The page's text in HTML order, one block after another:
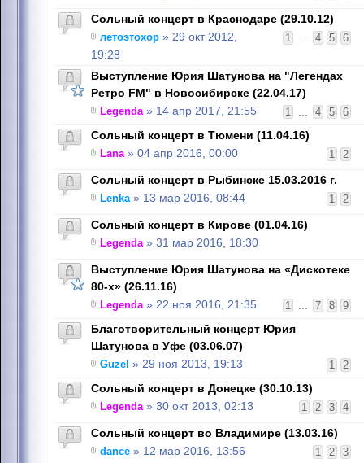
Cольный концерт в Краснодаре (29.10.12)
1 ... 4 5 6
летоэтохор » 29 окт 2012,
19:28
Выступление Юрия Шатунова на "Легендах
Ретро FM" в Новосибирске (22.04.17)
1 ... 4 5 6
Legenda» 14 апр 2017, 21:55
Сольный концерт в Тюмени (11.04.16)
1 2
Lana» 04 апр 2016, 00:00
Сольный концерт в Рыбинске 15.03.2016 г.
1 2
Lenka» 13 мар 2016, 08:44
Сольный концерт в Кирове (01.04.16)
Legenda» 31 мар 2016, 18:30
Выступление Юрия Шатунова на «Дискотеке
80-х» (26.11.16)
1 ... 7 8 9
Legenda» 22 ноя 2016, 21:35
Благотворительный концерт Юрия
Шатунова в Уфе (03.06.07)
1 2
Guzel » 29 ноя 2013, 19:13
Сольный концерт в Донецке (30.10.13)
1 2 3 4
Legenda» 30 окт 2013, 02:13
Сольный концерт во Владимире (13.03.16)
1 2 3
dance » 12 мар 2016, 13:56